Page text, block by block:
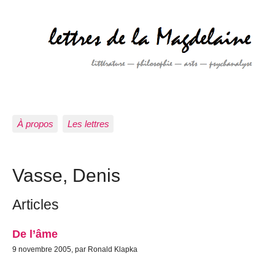
À propos Les lettres
Vasse, Denis
Articles
De l’âme
9 novembre 2005, par Ronald Klapka